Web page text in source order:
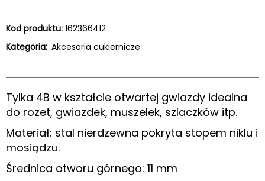
Kod produktu: 162366412
Kategoria: Akcesoria cukiernicze
Tylka 4B w kształcie otwartej gwiazdy idealna
do rozet, gwiazdek, muszelek, szlaczków itp.
Materiał: stal nierdzewna pokryta stopem niklu i
mosiądzu.
Średnica otworu górnego: 11 mm